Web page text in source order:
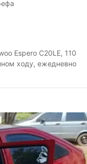
Espero C20LE, 110
ходу, ежедневно